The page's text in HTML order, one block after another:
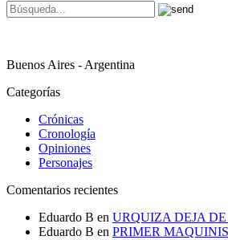
Buenos Aires - Argentina
Categorías
Crónicas
Cronología
Opiniones
Personajes
Comentarios recientes
Eduardo B en URQUIZA DEJA DE
Eduardo B en PRIMER